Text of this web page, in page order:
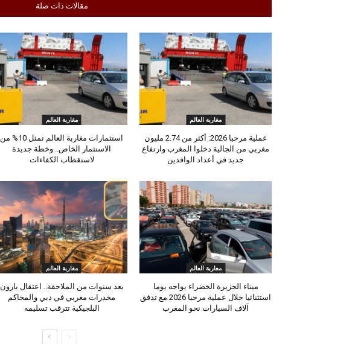
مقالات ذات صلة
مغاربة العالم
عملية مرحبا 2026: أكثر من 2.74 مليون
مغربي من الجالية دخلوا المغرب وارتفاع
جديد في أعداد الوافدين
مغاربة العالم
استثمارات مغاربة العالم تمثل 10% من
الاستثمار الخاص.. وخطة جديدة
لاستقطاب الكفاءات
مغاربة العالم
ميناء الجزيرة الخضراء يواجه يوما
استثنائيا خلال عملية مرحبا 2026 مع تدفق
آلاف السيارات نحو المغرب
مغاربة العالم
بعد سنوات من الملاحقة.. اعتقال بارون
مخدرات مغربي في دبي والمحاكم
البلجيكية تترقب تسليمه